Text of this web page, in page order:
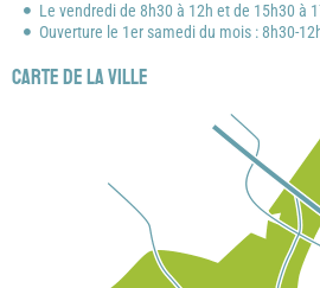
Le vendredi de 8h30 à 12h et de 15h30 à
Ouverture le 1er samedi du mois : 8h30-
Carte de la ville